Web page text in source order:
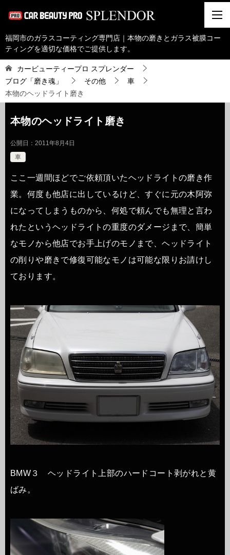
福岡市のガラスコーティング専門店｜本物の磨きとガラス被膜コー
ティングを適切な価格でご提供します。
カービューティープロ スプレンダー
ブログ「磨き魂」
その他
車
本物のヘッドライト磨き
本物のヘッドライト磨き
公開日： 2011年8月4日
車
ここ一週間ほどでご依頼頂いたヘッドライトの磨き作
業。何度も他店に出しているけど、すぐに元の木阿弥
になってしまうものから、何処で頼んでも無理と言わ
れたというヘッドライトの重度のダメージまで、簡単
なモノから他店でお手上げのモノまで、ヘッドライト
の削りや磨きで修復可能なモノは可能な限りお請けし
ております。
BMW３ ヘッドライト上部のハードコート剥がれと黄
ばみ。